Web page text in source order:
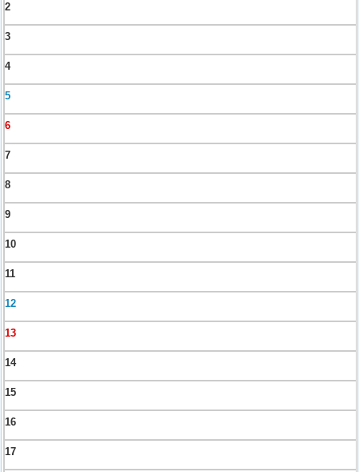
2
3
4
5
6
7
8
9
10
11
12
13
14
15
16
17